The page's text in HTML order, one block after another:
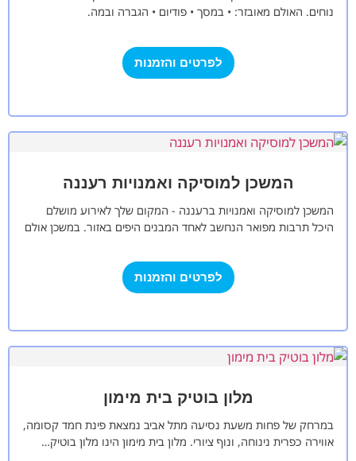
נוחים. האולם מאובזר: • במסך • פודיום • הגברה ובמה.
לפרטים והזמנות
המשכן למוסיקה ואמנויות רעננה
המשכן למוסיקה ואמנויות ברעננה - המקום שלך לאירוע מושלם
היכל תרבות מפואר הנחשב לאחד המבנים היפים באזור. במשכן אולם
לפרטים והזמנות
מלון בוטיק בית מימון
במרחק של פחות משעת נסיעה מתל אביב נמצאת פינת חמד קסומה,
אווירה כפרית נינוחה, ונוף ציורי. מלון בית מימון הינו מלון בוטיק…